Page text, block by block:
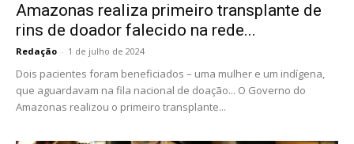
Amazonas realiza primeiro transplante de
rins de doador falecido na rede...
Redação - 1 de julho de 2024
Dois pacientes foram beneficiados – uma mulher e um indígena,
que aguardavam na fila nacional de doação... O Governo do
Amazonas realizou o primeiro transplante...